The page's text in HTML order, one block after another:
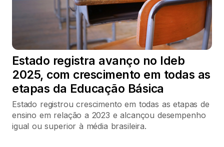
Estado registra avanço no Ideb
2025, com crescimento em todas as
etapas da Educação Básica
Estado registrou crescimento em todas as etapas de
ensino em relação a 2023 e alcançou desempenho
igual ou superior à média brasileira.